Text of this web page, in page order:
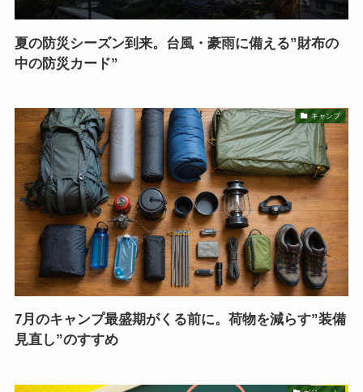
夏の防災シーズン到来。台風・豪雨に備える”財布の
中の防災カード”
キャンプ
7月のキャンプ最盛期がくる前に。荷物を減らす”装備
見直し”のすすめ